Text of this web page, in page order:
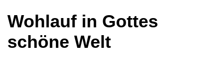
Wohlauf in Gottes
schöne Welt